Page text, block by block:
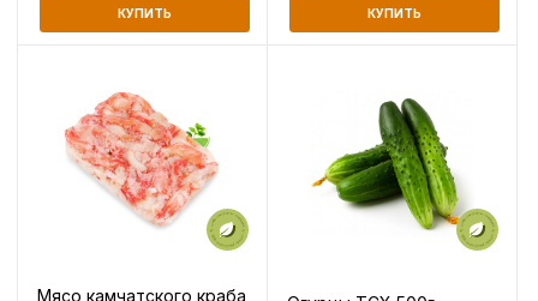
КУПИТЬ КУПИТЬ
Мясо камчатского краба